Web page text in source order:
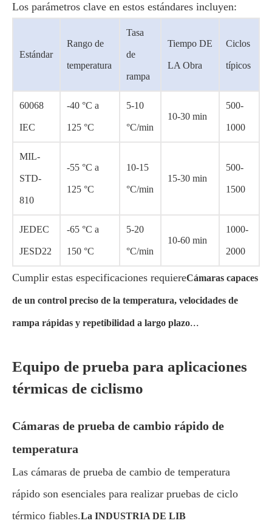
Los parámetros clave en estos estándares incluyen:
Estándar
Rango de
temperatura
Tasa
de
rampa
Tiempo DE
LA Obra
Ciclos
típicos
60068
IEC
-40 °C a
125 °C
5-10
°C/min
10-30 min
500-
1000
MIL-
STD-
810
-55 °C a
125 °C
10-15
°C/min
15-30 min
500-
1500
JEDEC
JESD22
-65 °C a
150 °C
5-20
°C/min
10-60 min
1000-
2000
Cumplir estas especificaciones requiereCámaras capaces
de un control preciso de la temperatura, velocidades de
rampa rápidas y repetibilidad a largo plazo...
Equipo de prueba para aplicaciones
térmicas de ciclismo
Cámaras de prueba de cambio rápido de
temperatura
Las cámaras de prueba de cambio de temperatura
rápido son esenciales para realizar pruebas de ciclo
térmico fiables.La INDUSTRIA DE LIB